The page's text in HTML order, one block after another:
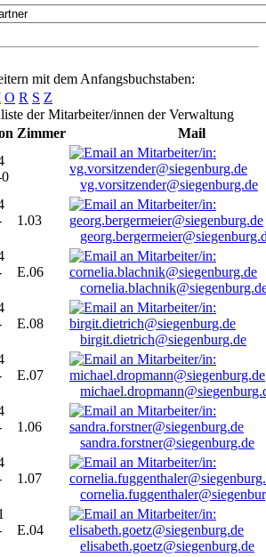
mit dem Anfangsbuchstaben:
O R S Z
der Mitarbeiter/innen der Verwaltung
Zimmer
Mail
vg.vorsitzender@siegenburg.de
1.03
E.06
E.08
birgit.dietrich@siegenburg.de
E.07
1.06
sandra.forstner@siegenburg.de
1.07
E.04
elisabeth.goetz@siegenburg.de